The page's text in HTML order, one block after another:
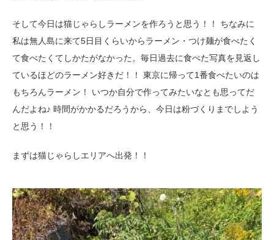
そして今日は猫じゃらしラーメンを作ろうと思う！！ ちなみに
私は無人島に来て5日目くらいからラーメン・つけ麺が食べたく
て食べたくてしかたがなかった。毎日過去に食べた写真を見返し
ているほどのラーメン好きだ！！ 東京に帰って1番食べたいのは
もちろんラーメン！ いつか自分で作ってみたいなとも思ってだ
んだよね♪ 時間がかかるだろうから、今日は粉づくりまでしよう
と思う！！
まずは猫じゃらしエリアへ出発！！